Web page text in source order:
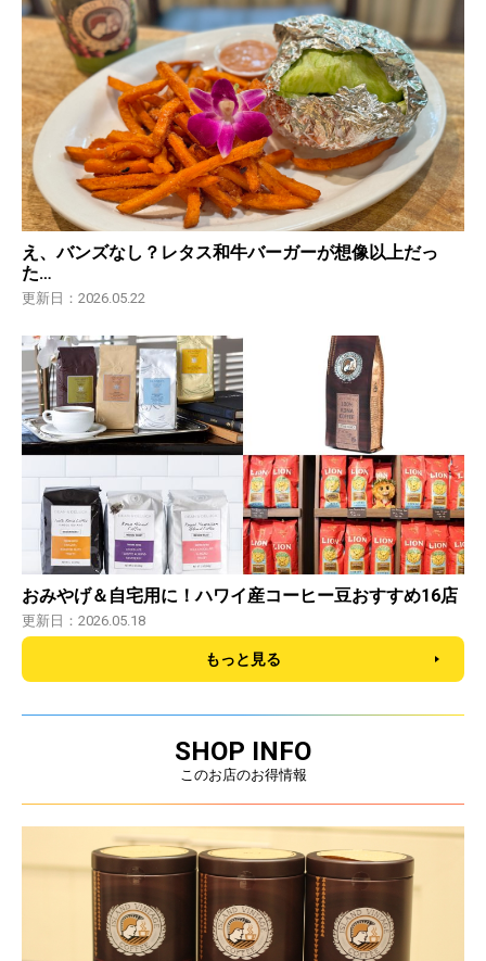
え、バンズなし？レタス和牛バーガーが想像以上だっ
た…
更新日：2026.05.22
おみやげ＆自宅用に！ハワイ産コーヒー豆おすすめ16店
更新日：2026.05.18
もっと見る
SHOP INFO
このお店のお得情報